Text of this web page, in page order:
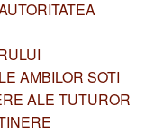
AMBILOR SOTI
ALE TUTUROR